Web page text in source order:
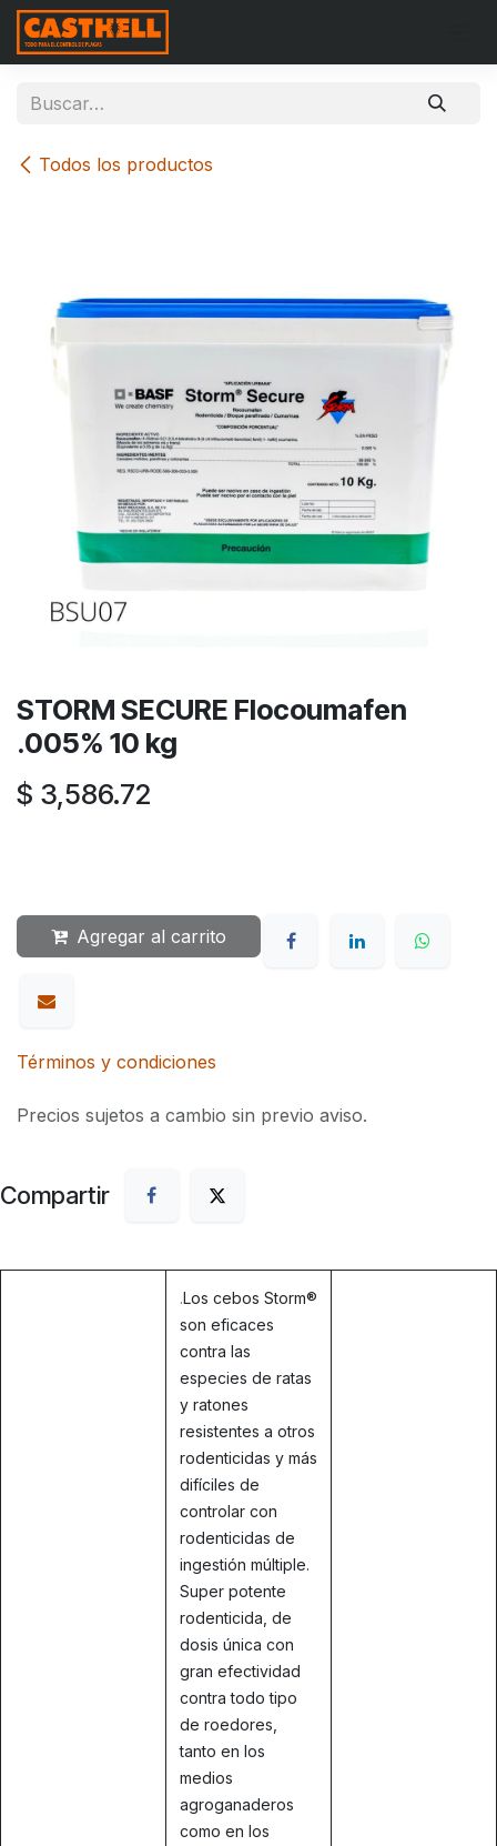
Ir al contenido
Todos los productos
STORM SECURE Flocoumafen
.005% 10 kg
$ 3,586.72
Agregar al carrito
Términos y condiciones
Precios sujetos a cambio sin previo aviso.
Compartir
.Los cebos Storm®
son eficaces
contra las
especies de ratas
y ratones
resistentes a otros
rodenticidas y más
difíciles de
controlar con
rodenticidas de
ingestión múltiple.
Super potente
rodenticida, de
dosis única con
gran efectividad
contra todo tipo
de roedores,
tanto en los
medios
agroganaderos
como en los